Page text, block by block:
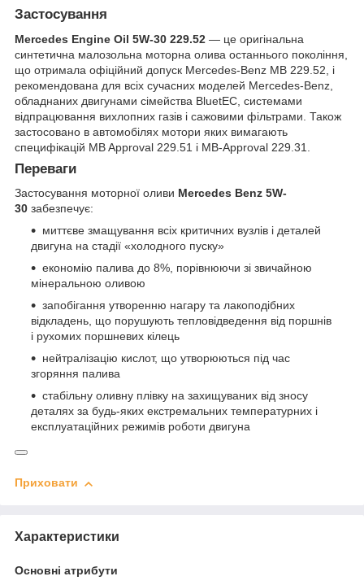
Застосування
Mercedes Engine Oil 5W-30 229.52 — це оригінальна
синтетична малозольна моторна олива останнього покоління,
що отримала офіційний допуск Mercedes-Benz MB 229.52, і
рекомендована для всіх сучасних моделей Mercedes-Benz,
обладнаних двигунами сімейства BluetEC, системами
відпрацювання вихлопних газів і сажовими фільтрами. Також
застосовано в автомобілях мотори яких вимагають
специфікацій MB Approval 229.51 і MB-Approval 229.31.
Переваги
Застосування моторної оливи Mercedes Benz 5W-
30 забезпечує:
миттєве змащування всіх критичних вузлів і деталей
двигуна на стадії «холодного пуску»
економію палива до 8%, порівнюючи зі звичайною
мінеральною оливою
запобігання утворенню нагару та лакоподібних
відкладень, що порушують тепловідведення від поршнів
і рухомих поршневих кілець
нейтралізацію кислот, що утворюються під час
згоряння палива
стабільну оливну плівку на захищуваних від зносу
деталях за будь-яких екстремальних температурних і
експлуатаційних режимів роботи двигуна
Приховати
Характеристики
Основні атрибути